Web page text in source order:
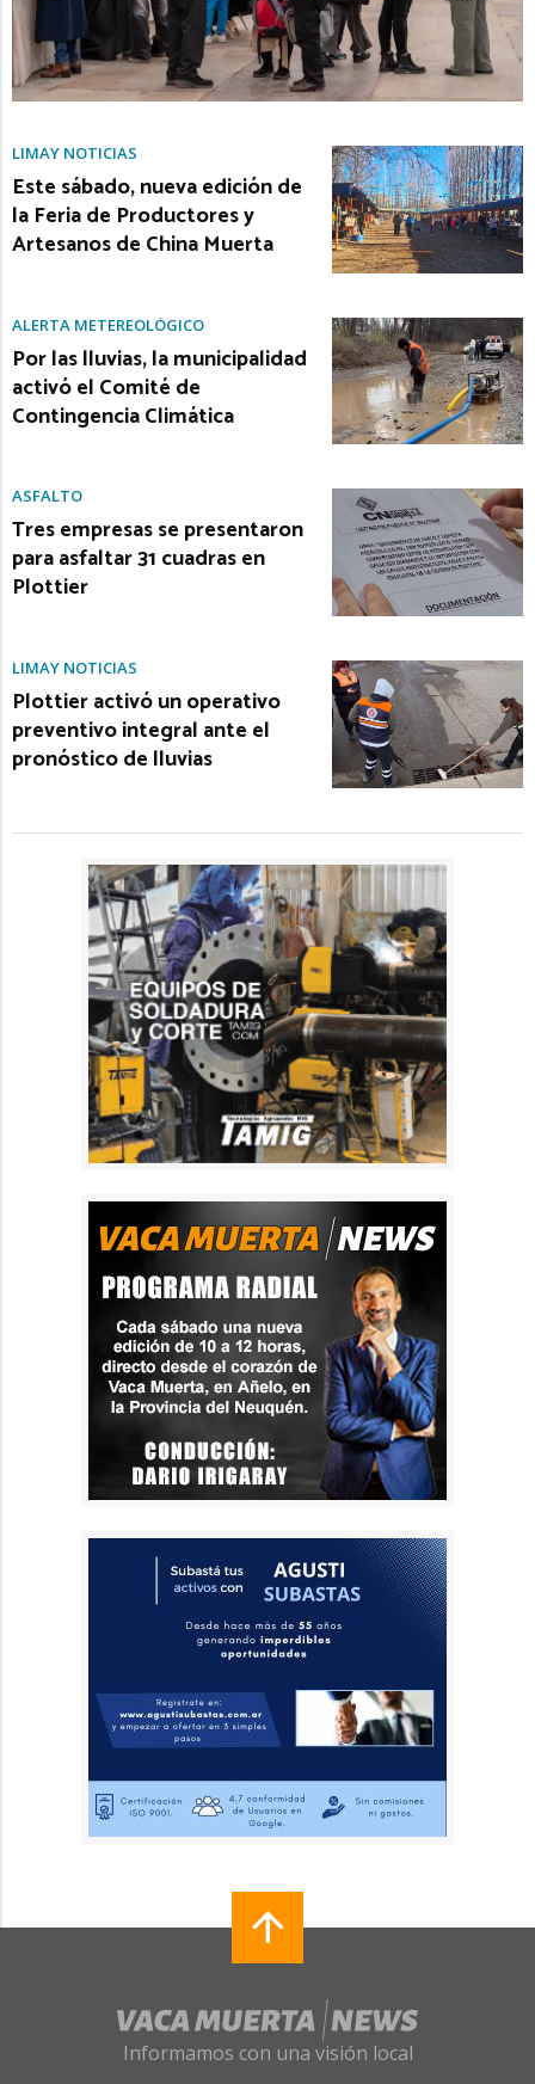
LIMAY NOTICIAS
Este sábado, nueva edición de
la Feria de Productores y
Artesanos de China Muerta
ALERTA METEREOLÓGICO
Por las lluvias, la municipalidad
activó el Comité de
Contingencia Climática
ASFALTO
Tres empresas se presentaron
para asfaltar 31 cuadras en
Plottier
LIMAY NOTICIAS
Plottier activó un operativo
preventivo integral ante el
pronóstico de lluvias
Informamos con una visión local